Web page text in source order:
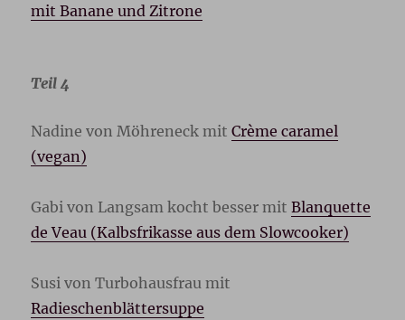
mit Banane und Zitrone
Teil 4
Nadine von Möhreneck mitCrème caramel
(vegan)
Gabi von Langsam kocht besser mitBlanquette
de Veau (Kalbsfrikasse aus dem Slowcooker)
Susi von Turbohausfrau mit
Radieschenblättersuppe